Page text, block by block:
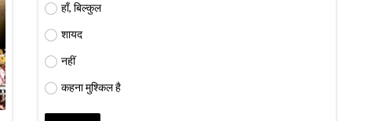
हाँ, बिल्कुल
शायद
नहीं
कहना मुश्किल है